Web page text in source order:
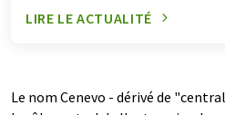
LIRE LE ACTUALITÉ
Le nom Cenevo - dérivé de